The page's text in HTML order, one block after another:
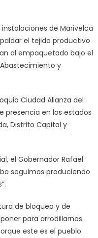
de Marivelca
el tejido productivo
al empaquetado bajo el
y
Ciudad Alianza del
presencia en los estados
Distrito Capital y
el Gobernador Rafael
seguimos produciendo
de bloqueo y de
para arrodillarnos.
este es el pueblo